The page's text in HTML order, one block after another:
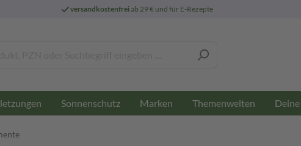
versandkostenfreiab 29 € und für E-Rezepte
Sonnenschutz Marken Themenwelten